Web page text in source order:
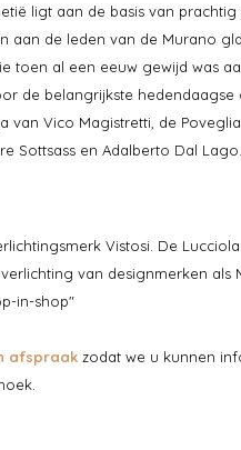
ligt aan de basis van prachtig
aan de leden van de Murano
toen al een eeuw gewijd was
de belangrijkste hedendaagse
Vico Magistretti, de Poveglia
Sottsass en Adalberto Dal Lago.
Vistosi. De
van designmerken als
in-shop"
afspraak zodat we u kunnen